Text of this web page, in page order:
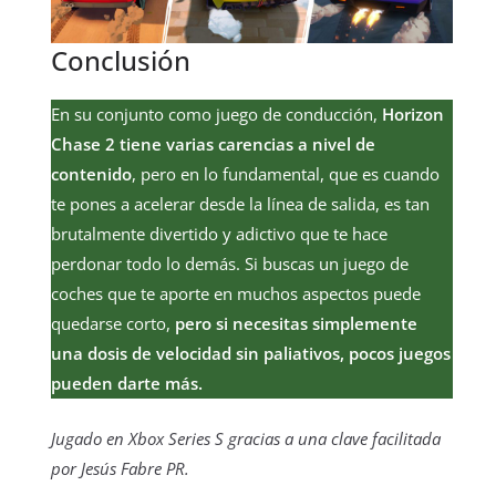
Conclusión
En su conjunto como juego de conducción, Horizon
Chase 2 tiene varias carencias a nivel de
contenido, pero en lo fundamental, que es cuando
te pones a acelerar desde la línea de salida, es tan
brutalmente divertido y adictivo que te hace
perdonar todo lo demás. Si buscas un juego de
coches que te aporte en muchos aspectos puede
quedarse corto, pero si necesitas simplemente
una dosis de velocidad sin paliativos, pocos juegos
pueden darte más.
Jugado en Xbox Series S gracias a una clave facilitada
por Jesús Fabre PR.